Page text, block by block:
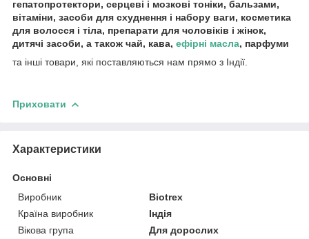
гепатопротектори, серцеві і мозкові тоніки, бальзами,
вітаміни, засоби для схуднення і набору ваги, косметика
для волосся і тіла, препарати для чоловіків і жінок,
дитячі засоби, а також чай, кава, ефірні масла, парфуми
та інші товари, які поставляються нам прямо з Індії.
Приховати
Характеристики
Основні
Виробник
Biotrex
Країна виробник
Індія
Вікова група
Для дорослих